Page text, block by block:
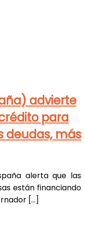
advierte
para
deudas, más
alerta que las
están financiando
[…]